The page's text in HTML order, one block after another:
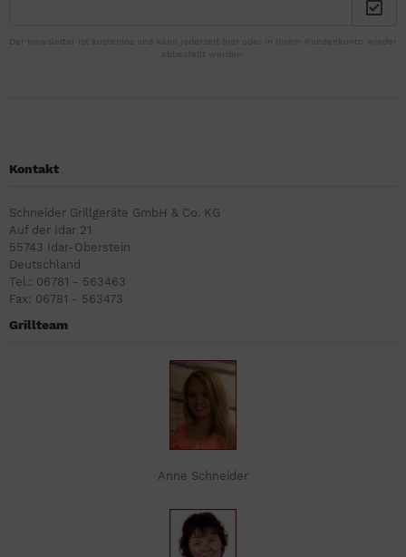
Der Newsletter ist kostenlos und kann jederzeit hier oder in Ihrem Kundenkonto wieder
abbestellt werden.
Kontakt
Schneider Grillgeräte GmbH & Co. KG
Auf der Idar 21
55743 Idar-Oberstein
Deutschland
Tel.: 06781 - 563463
Fax: 06781 - 563473
Grillteam
Anne Schneider